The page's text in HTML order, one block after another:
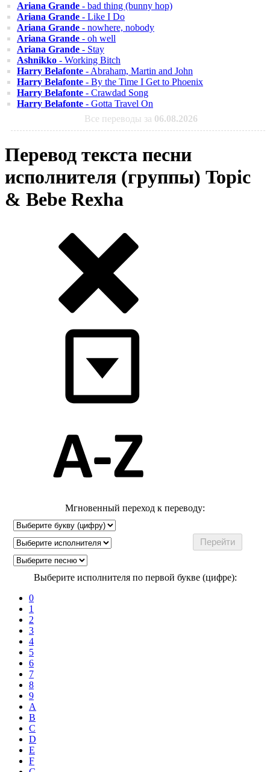
Ariana Grande - bad thing (bunny hop)
Ariana Grande - Like I Do
Ariana Grande - nowhere, nobody
Ariana Grande - oh well
Ariana Grande - Stay
Ashnikko - Working Bitch
Harry Belafonte - Abraham, Martin and John
Harry Belafonte - By the Time I Get to Phoenix
Harry Belafonte - Crawdad Song
Harry Belafonte - Gotta Travel On
Все переводы за 06.08.2026
Перевод текста песни
исполнителя (группы) Topic
& Bebe Rexha
Мгновенный переход к переводу:
Выберите исполнителя по первой букве (цифре):
0
1
2
3
4
5
6
7
8
9
A
B
C
D
E
F